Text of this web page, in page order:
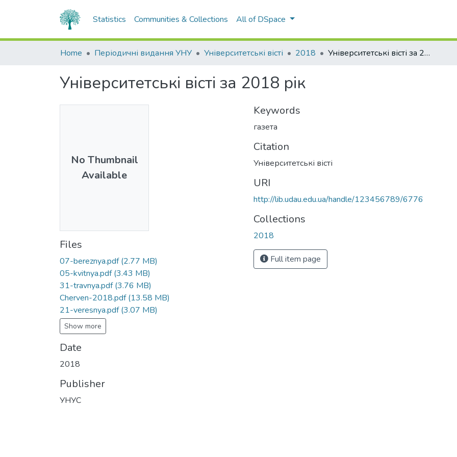
Statistics Communities & Collections All of DSpace
Home Періодичні видання УНУ Університетські вісті 2018 Університетські вісті за 2018 рік
Університетські вісті за 2018 рік
No Thumbnail
Available
Files
07-bereznya.pdf (2.77 MB)
05-kvitnya.pdf (3.43 MB)
31-travnya.pdf (3.76 MB)
Cherven-2018.pdf (13.58 MB)
21-veresnya.pdf (3.07 MB)
Show more
Date
2018
Publisher
УНУС
Keywords
газета
Citation
Університетські вісті
URI
http://lib.udau.edu.ua/handle/123456789/6776
Collections
2018
Full item page